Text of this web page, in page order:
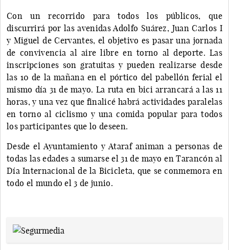
Con un recorrido para todos los públicos, que
discurrirá por las avenidas Adolfo Suárez, Juan Carlos I
y Miguel de Cervantes, el objetivo es pasar una jornada
de convivencia al aire libre en torno al deporte. Las
inscripciones son gratuitas y pueden realizarse desde
las 10 de la mañana en el pórtico del pabellón ferial el
mismo día 31 de mayo. La ruta en bici arrancará a las 11
horas, y una vez que finalicé habrá actividades paralelas
en torno al ciclismo y una comida popular para todos
los participantes que lo deseen.
Desde el Ayuntamiento y Ataraf animan a personas de
todas las edades a sumarse el 31 de mayo en Tarancón al
Día Internacional de la Bicicleta, que se conmemora en
todo el mundo el 3 de junio.